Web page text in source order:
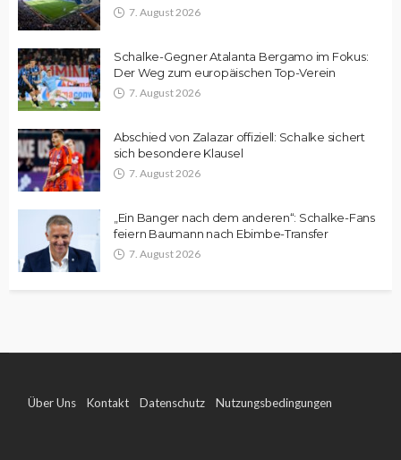
7. August 2026
Schalke-Gegner Atalanta Bergamo im Fokus:
Der Weg zum europäischen Top-Verein
7. August 2026
Abschied von Zalazar offiziell: Schalke sichert
sich besondere Klausel
7. August 2026
„Ein Banger nach dem anderen“: Schalke-Fans
feiern Baumann nach Ebimbe-Transfer
7. August 2026
Über Uns Kontakt Datenschutz Nutzungsbedingungen